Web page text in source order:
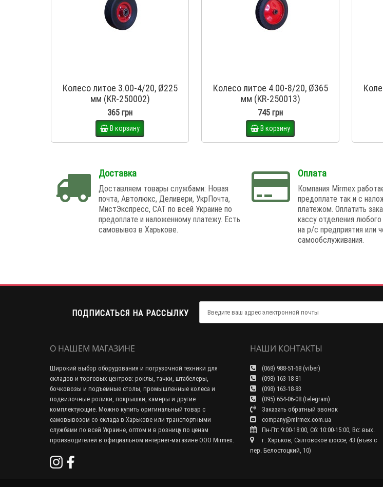
Колесо литое 3.00-4/20, Ø225
мм (KR-250002)
365 грн
В корзину
Колесо литое 4.00-8/20, Ø365
мм (KR-250013)
745 грн
В корзину
Доставка
Доставляем товары службами: Новая
почта, Автолюкс, Деливери, УкрПочта,
МистЭкспресс, САТ по всей Украине по
предоплате и наложенному платежу. Есть
самовывоз в Харькове.
Оплата
Компания Mirmex
предоплате так и с
платежом. Оплатить
кассу отделения
на р/с предприятия или
самообслуживания.
ПОДПИСАТЬСЯ НА РАССЫЛКУ
О НАШЕМ МАГАЗИНЕ
Широкий выбор оборудования и погрузочной техники для
складов и торговых центров: роклы, тачки, штабелеры,
бочковозы и подъемные столы, промышленные колеса и
подвилочные ролики, покрышки, камеры и другие
комплектующие. Можно купить оригинальный товар с
самовывозом со склада в Харькове или транспортными
службами по всей Украине, оптом и в розницу по ценам
производителей в официальном интернет-магазине ООО Mirmex.
НАШИ КОНТАКТЫ
(068) 988-51-68 (viber)
(098) 163-18-81
(098) 163-18-83
(095) 654-06-08 (telegram)
Заказать обратный звонок
company@mirmex.com.ua
Пн-Пт: 9:00-18:00, Сб: 10:00-15:00, Вс: вых.
г. Харьков, Салтовское шоссе, 43 (въез с
пер. Белостоцкий, 10)